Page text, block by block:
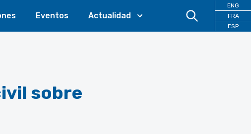
Eventos Actualidad
ENG
FRA
ESP
sobre